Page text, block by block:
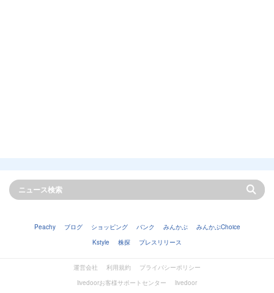
Peachy ブログ ショッピング バンク みんかぶ
みんかぶChoice
Kstyle
株探 プレスリリース
運営会社 利用規約
プライバシーポリシー
livedoorお客様サポートセンター
livedoor